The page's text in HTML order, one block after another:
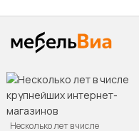
Несколько лет в числе